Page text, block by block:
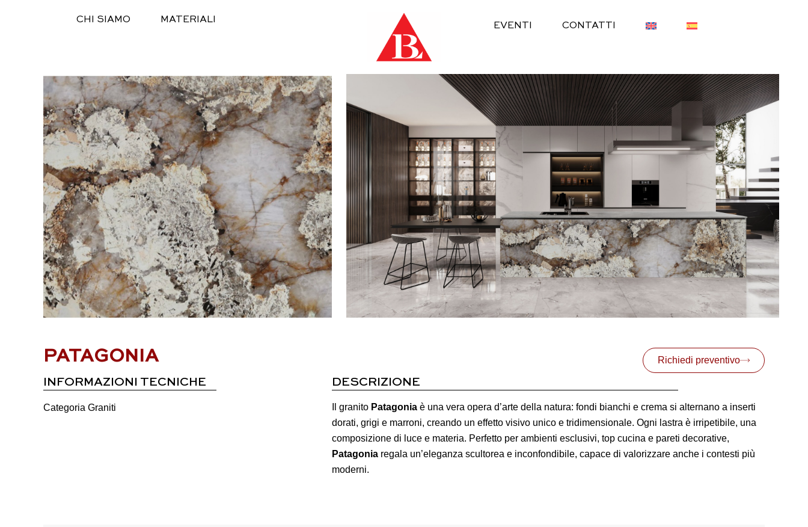
CHI SIAMO MATERIALI
EVENTI CONTATTI
PATAGONIA Richiedi preventivo
INFORMAZIONI TECNICHE
Categoria Graniti
DESCRIZIONE
Il granito Patagonia è una vera opera d’arte della natura: fondi bianchi e crema si alternano a inserti
dorati, grigi e marroni, creando un effetto visivo unico e tridimensionale. Ogni lastra è irripetibile, una
composizione di luce e materia. Perfetto per ambienti esclusivi, top cucina e pareti decorative,
Patagonia regala un’eleganza scultorea e inconfondibile, capace di valorizzare anche i contesti più
moderni.